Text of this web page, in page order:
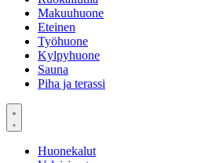
Makuuhuone
Eteinen
Työhuone
Kylpyhuone
Sauna
Piha ja terassi
Huonekalut